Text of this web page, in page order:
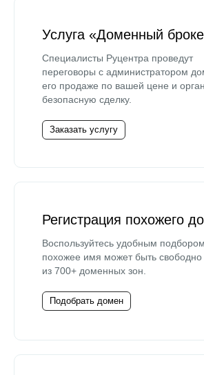
Услуга «Доменный
Специалисты Руцентра проведут
переговоры с администратором
его продаже по вашей цене и
безопасную сделку.
Заказать услугу
Регистрация похожего
Воспользуйтесь удобным
похожее имя может быть свободно
из 700+ доменных зон.
Подобрать домен